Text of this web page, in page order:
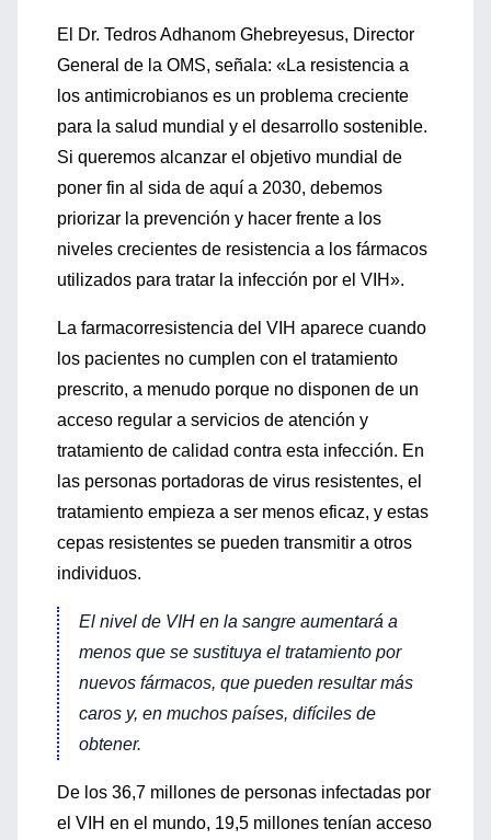
El Dr. Tedros Adhanom Ghebreyesus, Director
General de la OMS, señala: «La resistencia a
los antimicrobianos es un problema creciente
para la salud mundial y el desarrollo sostenible.
Si queremos alcanzar el objetivo mundial de
poner fin al sida de aquí a 2030, debemos
priorizar la prevención y hacer frente a los
niveles crecientes de resistencia a los fármacos
utilizados para tratar la infección por el VIH».
La farmacorresistencia del VIH aparece cuando
los pacientes no cumplen con el tratamiento
prescrito, a menudo porque no disponen de un
acceso regular a servicios de atención y
tratamiento de calidad contra esta infección. En
las personas portadoras de virus resistentes, el
tratamiento empieza a ser menos eficaz, y estas
cepas resistentes se pueden transmitir a otros
individuos.
El nivel de VIH en la sangre aumentará a
menos que se sustituya el tratamiento por
nuevos fármacos, que pueden resultar más
caros y, en muchos países, difíciles de
obtener.
De los 36,7 millones de personas infectadas por
el VIH en el mundo, 19,5 millones tenían acceso